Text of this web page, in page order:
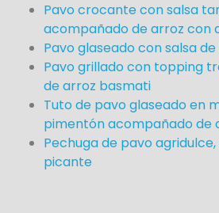
Pavo crocante con salsa
acompañado de arroz con
Pavo glaseado con salsa
Pavo grillado con topping
de arroz basmati
Tuto de pavo glaseado en
pimentón acompañado de
Pechuga de pavo
picante